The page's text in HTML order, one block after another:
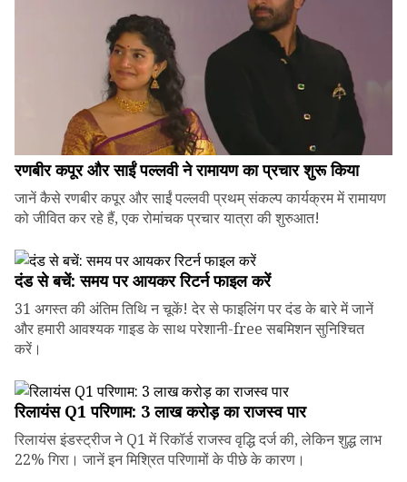
रणबीर कपूर और साईं पल्लवी ने रामायण का प्रचार शुरू किया
जानें कैसे रणबीर कपूर और साईं पल्लवी प्रथम् संकल्प कार्यक्रम में रामायण
को जीवित कर रहे हैं, एक रोमांचक प्रचार यात्रा की शुरुआत!
दंड से बचें: समय पर आयकर रिटर्न फाइल करें
31 अगस्त की अंतिम तिथि न चूकें! देर से फाइलिंग पर दंड के बारे में जानें
और हमारी आवश्यक गाइड के साथ परेशानी-free सबमिशन सुनिश्चित
करें।
रिलायंस Q1 परिणाम: ₹3 लाख करोड़ का राजस्व पार
रिलायंस इंडस्ट्रीज ने Q1 में रिकॉर्ड राजस्व वृद्धि दर्ज की, लेकिन शुद्ध लाभ
22% गिरा। जानें इन मिश्रित परिणामों के पीछे के कारण।